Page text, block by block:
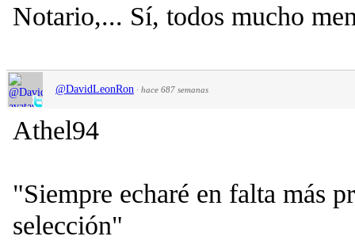
Notario,... Sí, todos mucho
@DavidLeonRon · hace 687 semanas
Athel94
"Siempre echaré en falta más
selección"